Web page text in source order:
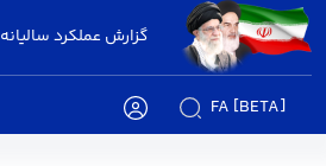
گزارش عملکرد سالیانه
FA [BETA]